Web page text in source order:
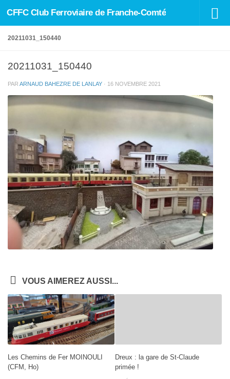
Skip to content
CFFC Club Ferroviaire de Franche-Comté
20211031_150440
20211031_150440
PAR ARNAUD BAHEZRE DE LANLAY · 16 NOVEMBRE 2021
VOUS AIMEREZ AUSSI...
Les Chemins de Fer MOINOULI
(CFM, Ho)
Dreux : la gare de St-Claude
primée !